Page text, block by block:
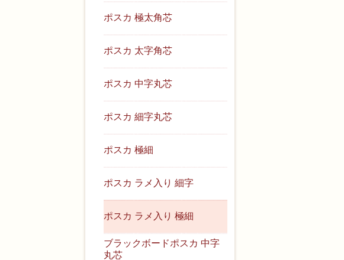
ポスカ 極太角芯
ポスカ 太字角芯
ポスカ 中字丸芯
ポスカ 細字丸芯
ポスカ 極細
ポスカ ラメ入り 細字
ポスカ ラメ入り 極細
ブラックボードポスカ 中字
丸芯